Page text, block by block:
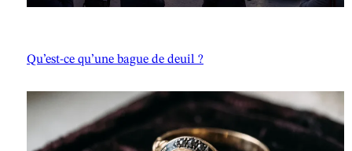
Qu’est-ce qu’une bague de deuil ?